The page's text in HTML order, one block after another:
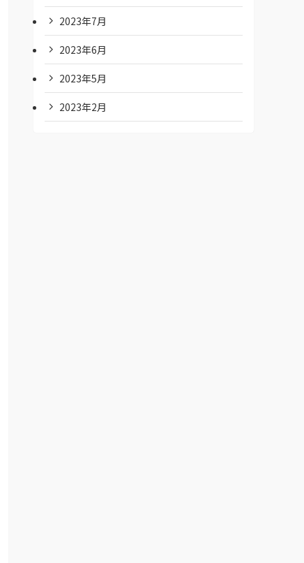
2023年7月
2023年6月
2023年5月
2023年2月